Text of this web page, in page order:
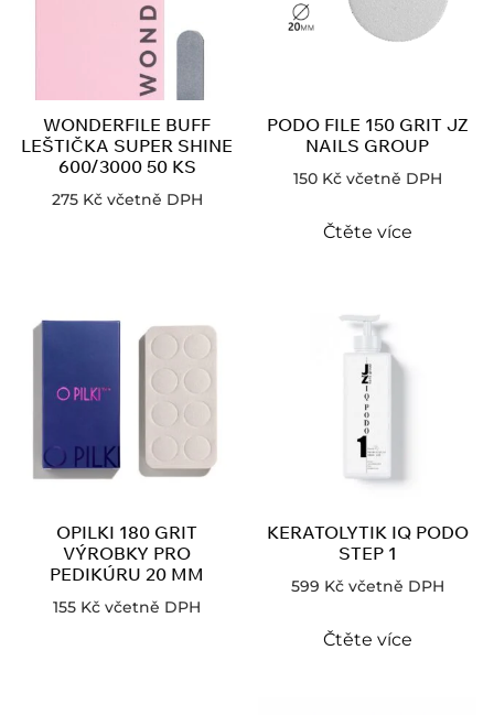
WONDERFILE BUFF
LEŠTIČKA SUPER SHINE
600/3000 50 KS
275 Kč včetně DPH
PODO FILE 150 GRIT JZ
NAILS GROUP
150 Kč včetně DPH
Čtěte více
OPILKI 180 GRIT
VÝROBKY PRO
PEDIKÚRU 20 MM
155 Kč včetně DPH
KERATOLYTIK IQ PODO
STEP 1
599 Kč včetně DPH
Čtěte více